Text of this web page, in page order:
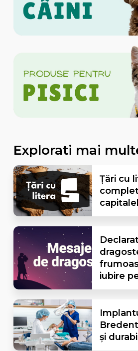
Explorati mai
Țări cu
iubire
și